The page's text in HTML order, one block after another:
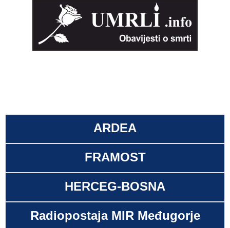
ARDEA
FRAMOST
HERCEG-BOSNA
Radiopostaja MIR Međugorje